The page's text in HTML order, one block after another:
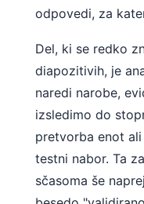
odpovedi, za
Del, ki se redko
diapozitivih, je
naredi narobe,
izsledimo do
pretvorba enot
testni nabor. Ta
sčasoma še